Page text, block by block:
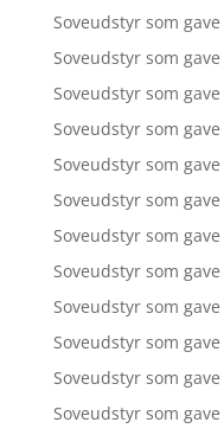
Soveudstyr som gave
Soveudstyr som gave
Soveudstyr som gave
Soveudstyr som gave
Soveudstyr som gave
Soveudstyr som gave
Soveudstyr som gave
Soveudstyr som gave
Soveudstyr som gave
Soveudstyr som gave
Soveudstyr som gave
Soveudstyr som gave